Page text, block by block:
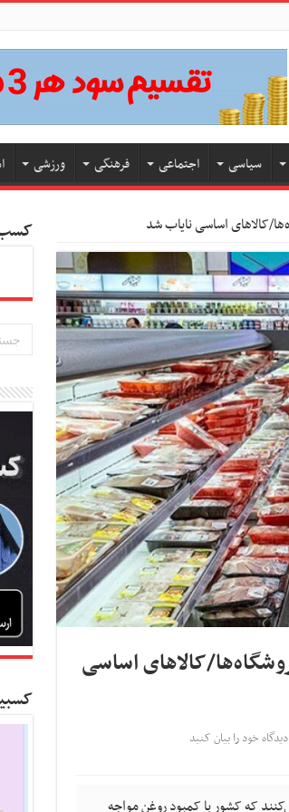
سیاسی اجتماعی فرهنگی ورزشی
کالاهای اساسی نایاب شد
کالاهای اساسی
دیدگاه خود را بیان کنید
که کشور با کمبود روغن مواجه
کسب